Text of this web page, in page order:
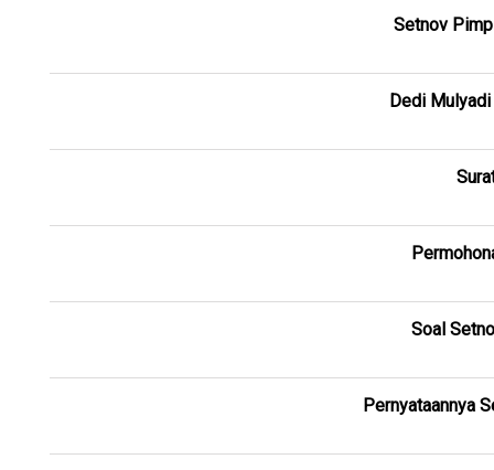
Setnov
Dedi
Soal
Pernyataannya